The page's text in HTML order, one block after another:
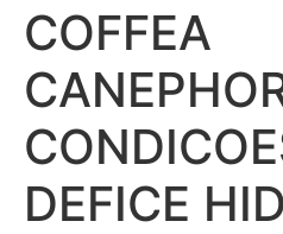
COFFEA
DEFICE